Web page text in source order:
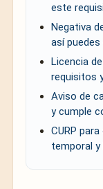
este
Negativa
así
Licencia
requisitos
Aviso de
y cumple
CURP
temporal y